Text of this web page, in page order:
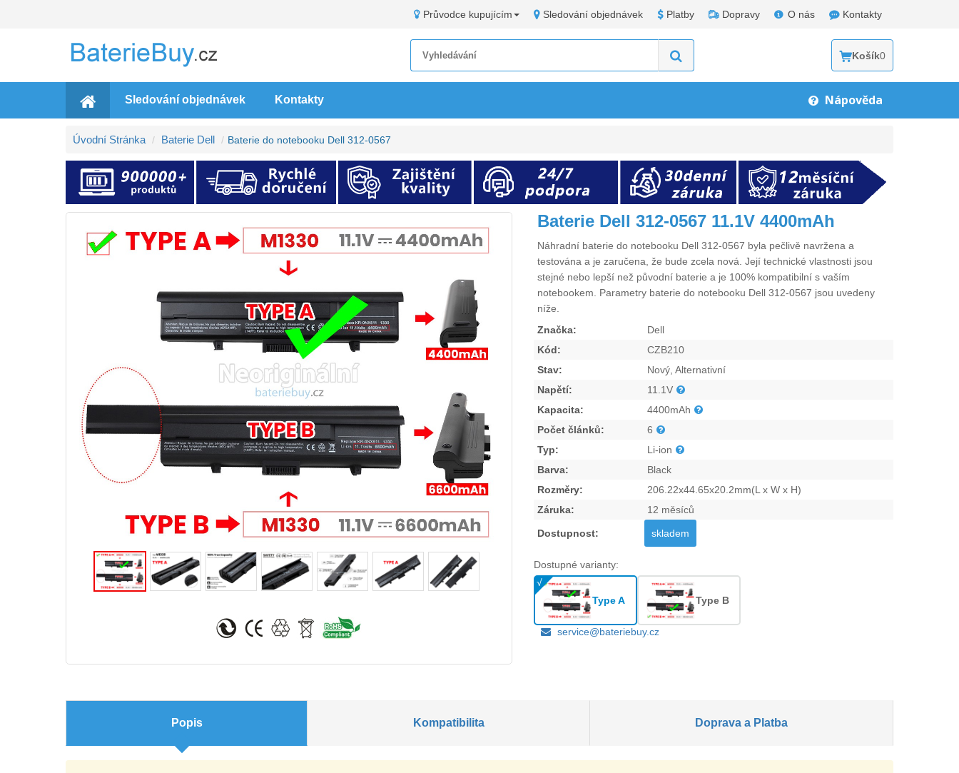
Průvodce kupujícím Sledování objednávek Platby Dopravy O nás Kontakty
Košík0
Sledování objednávek Kontakty Nápověda
Úvodní Stránka Baterie Dell Baterie do notebooku Dell 312-0567
Baterie Dell 312-0567 11.1V 4400mAh
Náhradní baterie do notebooku Dell 312-0567 byla pečlivě navržena a
testována a je zaručena, že bude zcela nová. Její technické vlastnosti jsou
stejné nebo lepší než původní baterie a je 100% kompatibilní s vaším
notebookem. Parametry baterie do notebooku Dell 312-0567 jsou uvedeny
níže.
Značka:
Dell
Kód:
CZB210
Stav:
Nový, Alternativní
Napětí:
11.1V
Kapacita:
4400mAh
Počet článků:
6
Typ:
Li-ion
Barva:
Black
Rozměry:
206.22x44.65x20.2mm(L x W x H)
Záruka:
12 měsíců
Dostupnost: skladem
Dostupné varianty:
Type A Type B
service@bateriebuy.cz
Popis Kompatibilita Doprava a Platba